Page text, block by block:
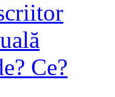
Ce?